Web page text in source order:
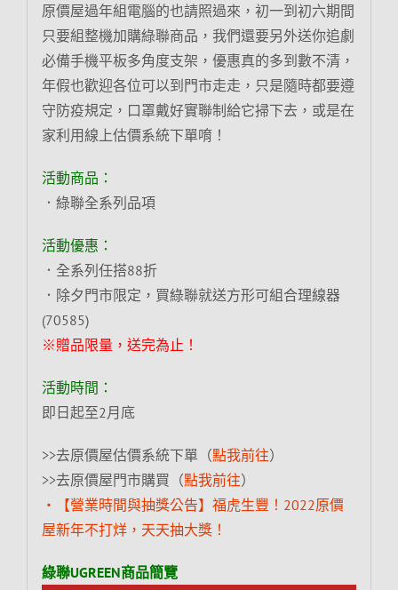
原價屋過年組電腦的也請照過來，初一到初六期間
只要組整機加購綠聯商品，我們還要另外送你追劇
必備手機平板多角度支架，優惠真的多到數不清，
年假也歡迎各位可以到門市走走，只是隨時都要遵
守防疫規定，口罩戴好實聯制給它掃下去，或是在
家利用線上估價系統下單唷！
活動商品：
．綠聯全系列品項
活動優惠：
．全系列任搭88折
．除夕門市限定，買綠聯就送方形可組合理線器
(70585)
※贈品限量，送完為止！
活動時間：
即日起至2月底
>>去原價屋估價系統下單（點我前往）
>>去原價屋門市購買（點我前往）
‧【營業時間與抽獎公告】福虎生豐！2022原價
屋新年不打烊，天天抽大獎！
綠聯UGREEN商品簡覽